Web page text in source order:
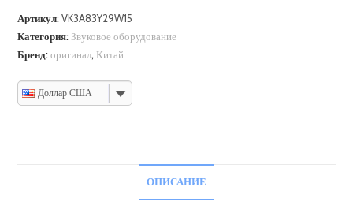
Артикул:VK3A83Y29W15
Категория:Звуковое оборудование
Бренд:оригинал, Китай
Доллар США
ОПИСАНИЕ